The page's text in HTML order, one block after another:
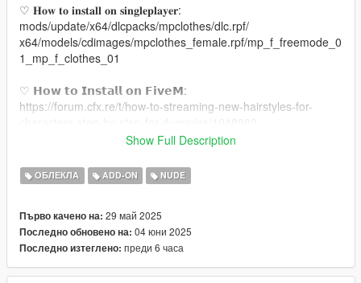
♡ 𝐇𝐨𝐰 𝐭𝐨 𝐢𝐧𝐬𝐭𝐚𝐥𝐥 𝐨𝐧 𝐬𝐢𝐧𝐠𝐥𝐞𝐩𝐥𝐚𝐲𝐞𝐫:
mods/update/x64/dlcpacks/mpclothes/dlc.rpf/
x64/models/cdimages/mpclothes_female.rpf/mp_f_freemode_0
1_mp_f_clothes_01
♡ 𝗛𝗼𝘄 𝘁𝗼 𝗜𝗻𝘀𝘁𝗮𝗹𝗹 𝗼𝗻 𝗙𝗶𝘃𝗲𝗠:
https://forum.cfx.re/t/how-to-streaming-new-hairstyles-for-
https://nitropanic.tumblr.com/post/176455296419/info-
download-xx-no-adflu
Show Full Description
ОБЛЕКЛА ADD-ON NUDE
Първо качено на: 29 май 2025
Последно обновено на: 04 юни 2025
Последно изтеглено: преди 6 часа